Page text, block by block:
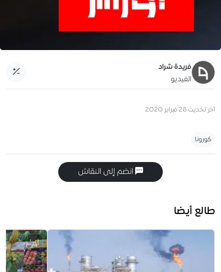
فريدة شراد
الفيديو
آخر تحديث:28 فبراير 2020
كورونا
انضم إلى النقاش
طالع أيضا